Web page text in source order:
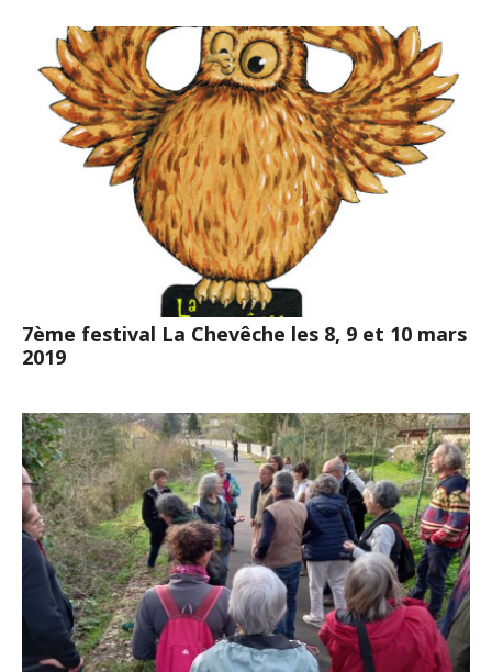
7ème festival La Chevêche les 8, 9 et 10 mars
2019